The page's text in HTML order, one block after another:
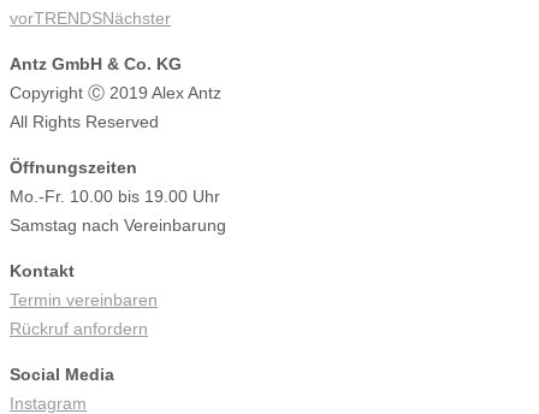
vorTRENDSNächster
Antz GmbH & Co. KG
Copyright Ⓒ 2019 Alex Antz
All Rights Reserved
Öffnungszeiten
Mo.-Fr. 10.00 bis 19.00 Uhr
Samstag nach Vereinbarung
Kontakt
Termin vereinbaren
Rückruf anfordern
Social Media
Instagram